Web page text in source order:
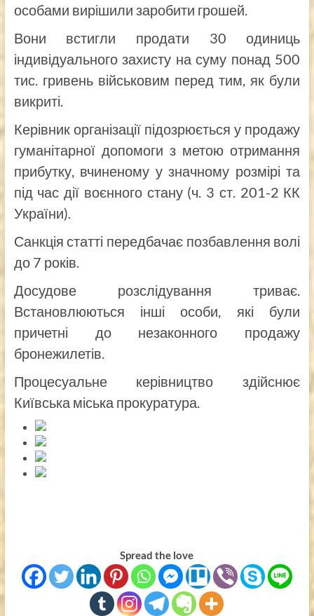
особами вирішили заробити грошей.
Вони встигли продати 30 одиниць
індивідуального захисту на суму понад 500
тис. гривень військовим перед тим, як були
викриті.
Керівник організації підозрюється у продажу
гуманітарної допомоги з метою отримання
прибутку, вчиненому у значному розмірі та
під час дії воєнного стану (ч. 3 ст. 201-2 КК
України).
Санкція статті передбачає позбавлення волі
до 7 років.
Досудове розслідування триває.
Встановлюються інші особи, які були
причетні до незаконного продажу
бронежилетів.
Процесуальне керівництво здійснює
Київська міська прокуратура.
Spread the love